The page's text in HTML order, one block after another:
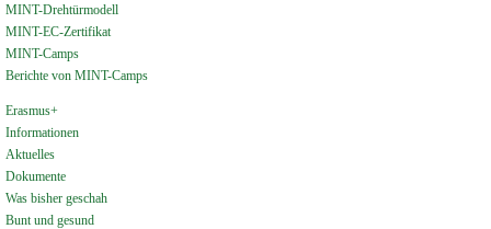
MINT-Drehtürmodell
MINT-EC-Zertifikat
MINT-Camps
Berichte von MINT-Camps
Erasmus+
Informationen
Aktuelles
Dokumente
Was bisher geschah
Bunt und gesund